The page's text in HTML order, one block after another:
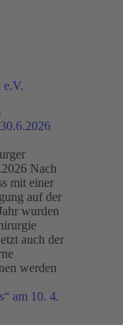
Nach
mit einer
auf der
wurden
auch der
werden
am 10. 4.